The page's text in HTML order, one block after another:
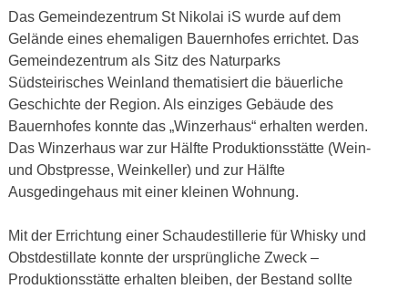
Das Gemeindezentrum St Nikolai iS wurde auf dem
Gelände eines ehemaligen Bauernhofes errichtet. Das
Gemeindezentrum als Sitz des Naturparks
Südsteirisches Weinland thematisiert die bäuerliche
Geschichte der Region. Als einziges Gebäude des
Bauernhofes konnte das „Winzerhaus“ erhalten werden.
Das Winzerhaus war zur Hälfte Produktionsstätte (Wein-
und Obstpresse, Weinkeller) und zur Hälfte
Ausgedingehaus mit einer kleinen Wohnung.
Mit der Errichtung einer Schaudestillerie für Whisky und
Obstdestillate konnte der ursprüngliche Zweck –
Produktionsstätte erhalten bleiben, der Bestand sollte